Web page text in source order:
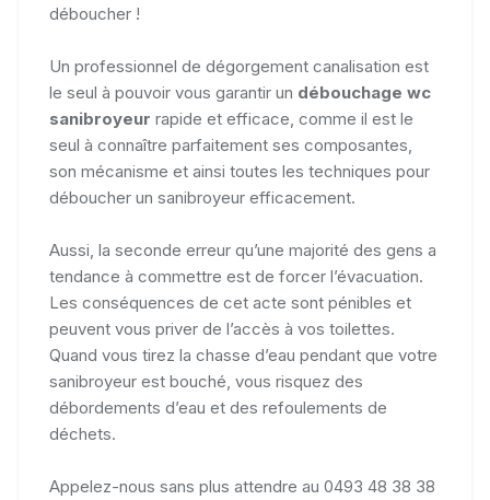
déboucher !
Un professionnel de dégorgement canalisation est
le seul à pouvoir vous garantir un débouchage wc
sanibroyeur rapide et efficace, comme il est le
seul à connaître parfaitement ses composantes,
son mécanisme et ainsi toutes les techniques pour
déboucher un sanibroyeur efficacement.
Aussi, la seconde erreur qu’une majorité des gens a
tendance à commettre est de forcer l’évacuation.
Les conséquences de cet acte sont pénibles et
peuvent vous priver de l’accès à vos toilettes.
Quand vous tirez la chasse d’eau pendant que votre
sanibroyeur est bouché, vous risquez des
débordements d’eau et des refoulements de
déchets.
Appelez-nous sans plus attendre au 0493 48 38 38